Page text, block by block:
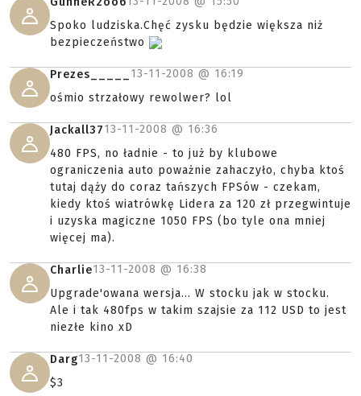
Spoko ludziska.Chęć zysku będzie większa niż
bezpieczeństwo
Prezes_____ 13-11-2008 @ 16:19
ośmio strzałowy rewolwer? lol
Jackall3713-11-2008 @ 16:36
480 FPS, no ładnie - to już by klubowe
ograniczenia auto poważnie zahaczyło, chyba ktoś
tutaj dąży do coraz tańszych FPSów - czekam,
kiedy ktoś wiatrówkę Lidera za 120 zł przegwintuje
i uzyska magiczne 1050 FPS (bo tyle ona mniej
więcej ma).
Charlie13-11-2008 @ 16:38
Upgrade'owana wersja... W stocku jak w stocku.
Ale i tak 480fps w takim szajsie za 112 USD to jest
niezłe kino xD
Darg13-11-2008 @ 16:40
$3